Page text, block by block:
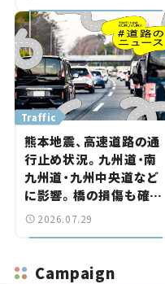
Traffic
熊本地震、高速道路の通
行止め状況。九州道・南
九州道・九州中央道など
に影響。橋の損傷も確認
【道路のニュース】
2026.07.29
Campaign